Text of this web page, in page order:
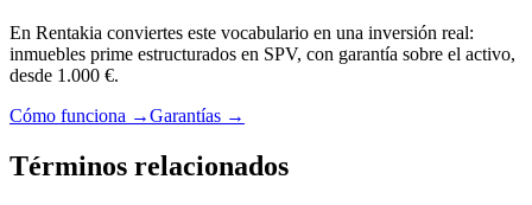
En Rentakia conviertes este vocabulario en una inversión real:
inmuebles prime estructurados en SPV, con garantía sobre el activo,
desde 1.000 €.
Cómo funciona →Garantías →
Términos relacionados